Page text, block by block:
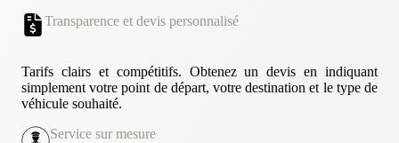
Transparence et devis personnalisé
Tarifs clairs et compétitifs. Obtenez un devis en indiquant
simplement votre point de départ, votre destination et le type de
véhicule souhaité.
Service sur mesure